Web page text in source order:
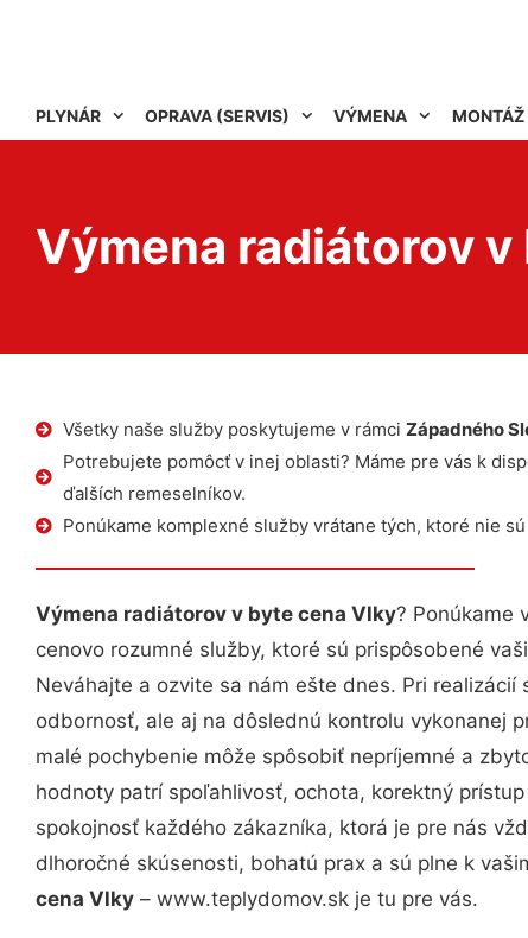
PLYNÁR OPRAVA (SERVIS) VÝMENA MONTÁŽ
Výmena radiátorov
Všetky naše služby poskytujeme v rámci Západného
Potrebujete pomôcť v inej oblasti? Máme pre vás k
ďalších remeselníkov.
Ponúkame komplexné služby vrátane tých, ktoré nie
Výmena radiátorov v byte cena Vlky? Ponúkame
cenovo rozumné služby, ktoré sú prispôsobené
Neváhajte a ozvite sa nám ešte dnes. Pri
odbornosť, ale aj na dôslednú kontrolu vykonanej
malé pochybenie môže spôsobiť nepríjemné a
hodnoty patrí spoľahlivosť, ochota, korektný
spokojnosť každého zákazníka, ktorá je pre nás
dlhoročné skúsenosti, bohatú prax a sú plne k
cena Vlky – www.teplydomov.sk je tu pre vás.